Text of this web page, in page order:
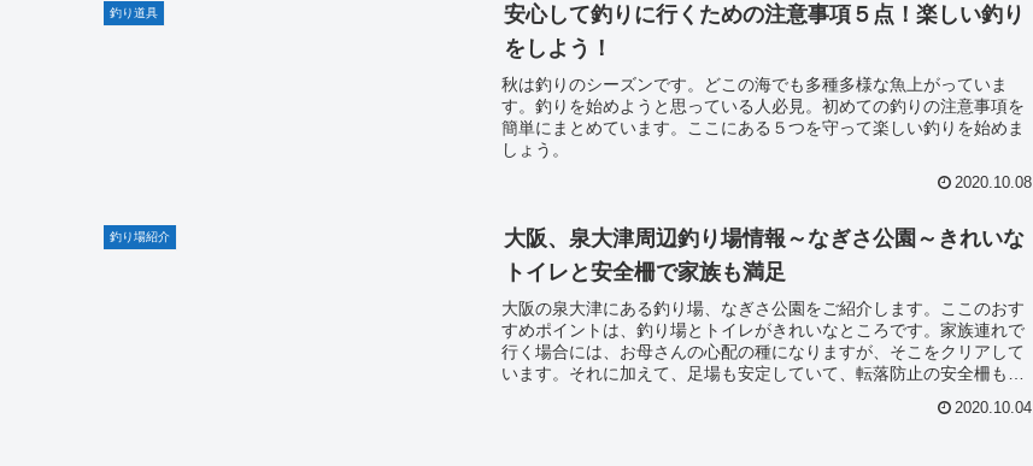
釣り道具
安心して釣りに行くための注意事項５点！楽しい釣り
をしよう！
秋は釣りのシーズンです。どこの海でも多種多様な魚上がっていま
す。釣りを始めようと思っている人必見。初めての釣りの注意事項を
簡単にまとめています。ここにある５つを守って楽しい釣りを始めま
しょう。
2020.10.08
釣り場紹介
大阪、泉大津周辺釣り場情報～なぎさ公園～きれいな
トイレと安全柵で家族も満足
大阪の泉大津にある釣り場、なぎさ公園をご紹介します。ここのおす
すめポイントは、釣り場とトイレがきれいなところです。家族連れで
行く場合には、お母さんの心配の種になりますが、そこをクリアして
います。それに加えて、足場も安定していて、転落防止の安全柵もあ
2020.10.04